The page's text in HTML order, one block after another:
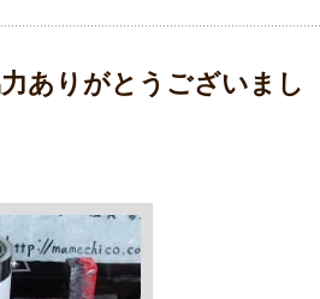
ありがとうございまし